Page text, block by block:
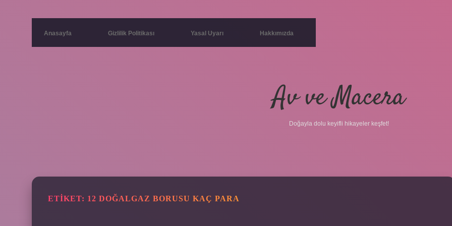
Anasayfa Gizlilik Politikası Yasal Uyarı Hakkımızda
Av ve Macera
Doğayla dolu keyifli hikayeler keşfet!
ETIKET: 12 DOĞALGAZ BORUSU KAÇ PARA